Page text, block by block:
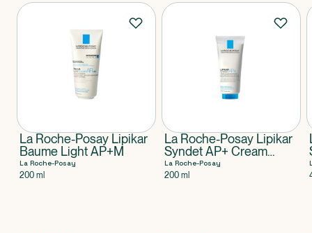
Produkter
La Roche-Posay Lipikar
Baume Light AP+M
La Roche-Posay
200 ml
La Roche-Posay Lipikar
Syndet AP+ Cream
Wash
La Roche-Posay
200 ml